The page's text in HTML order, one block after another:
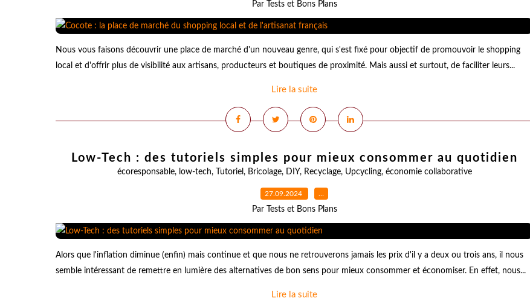
Par Tests et Bons Plans
Nous vous faisons découvrir une place de marché d'un nouveau genre, qui s'est fixé pour objectif de promouvoir le shopping
local et d'offrir plus de visibilité aux artisans, producteurs et boutiques de proximité. Mais aussi et surtout, de faciliter leurs...
Lire la suite
Low-Tech : des tutoriels simples pour mieux consommer au quotidien
écoresponsable, low-tech, Tutoriel , Bricolage, DIY, Recyclage, Upcycling, économie collaborative
27.09.2024 …
Par Tests et Bons Plans
Alors que l'inflation diminue (enfin) mais continue et que nous ne retrouverons jamais les prix d'il y a deux ou trois ans, il nous
semble intéressant de remettre en lumière des alternatives de bon sens pour mieux consommer et économiser. En effet, nous...
Lire la suite